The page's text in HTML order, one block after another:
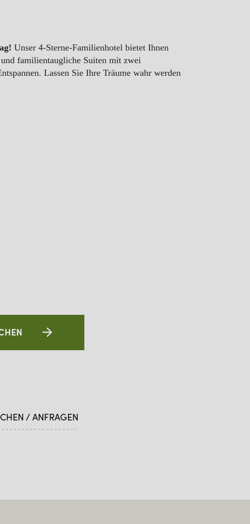
Unser 4-Sterne-Familienhotel bietet Ihnen
familientaugliche Suiten mit zwei
Lassen Sie Ihre Träume wahr werden
/ ANFRAGEN